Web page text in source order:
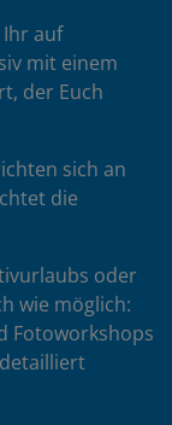
auf
mit einem
der Euch
sich an
die
oder
wie möglich:
Fotoworkshops